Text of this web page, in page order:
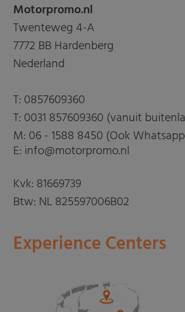
Motorpromo.nl
Twenteweg 4-A
7772 BB Hardenberg
Nederland
T: 0857609360
T: 0031 857609360 (vanuit
M: 06 - 1588 8450 (Ook
E: info@motorpromo.nl
Kvk: 81669739
Btw: NL 825597006B02
Experience Centers